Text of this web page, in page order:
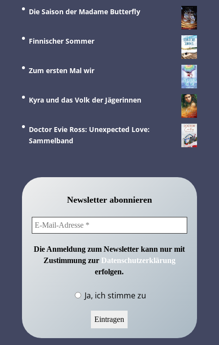
Die Saison der Madame Butterfly
Finnischer Sommer
Zum ersten Mal wir
Kyra und das Volk der Jägerinnen
Doctor Evie Ross: Unexpected Love:
Sammelband
Newsletter abonnieren
Die Anmeldung zum Newsletter kann nur mit
Zustimmung zur Datenschutzerklärung
erfolgen.
Ja, ich stimme zu